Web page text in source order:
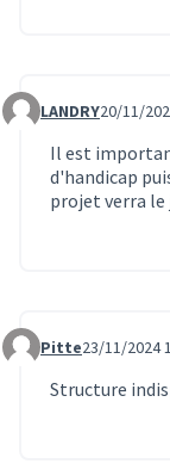
Commentaire 1265
LANDRY20/11/
Il est
d'handicap
projet verra le
Commentaire 1290
Pitte23/11/2024
Structure